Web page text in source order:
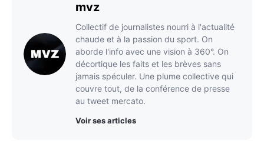
mvz
Collectif de journalistes nourri à l'actualité
chaude et à la passion du sport. On
aborde l'info avec une vision à 360°. On
décortique les faits et les brèves sans
jamais spéculer. Une plume collective qui
couvre tout, de la conférence de presse
au tweet mercato.
Voir ses articles